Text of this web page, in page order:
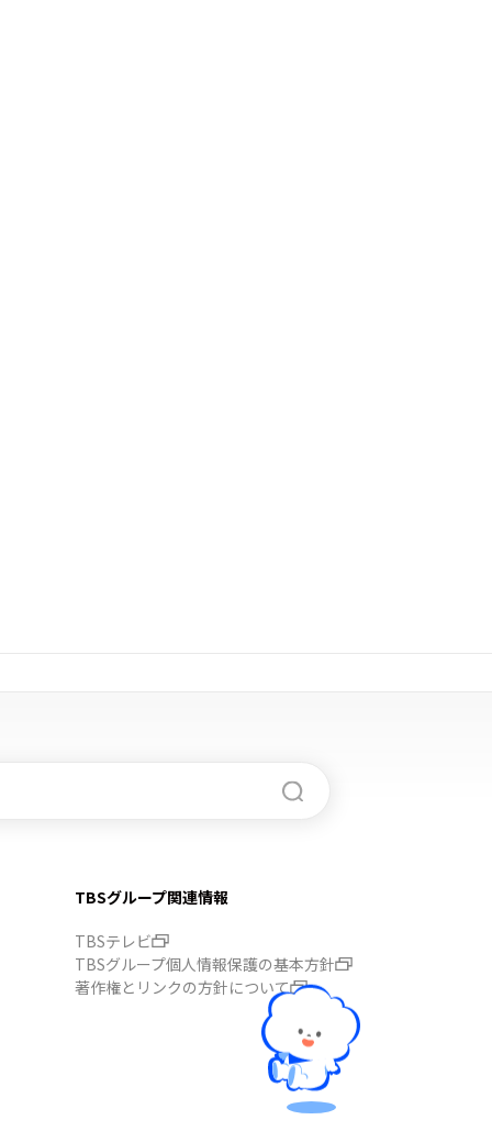
TBSグループ関連情報
TBSテレビ
TBSグループ個人情報保護の基本方針
著作権とリンクの方針について